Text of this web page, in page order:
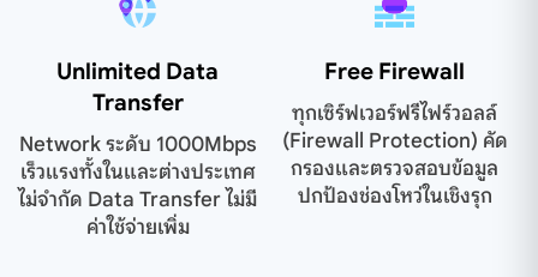
Unlimited Data
Transfer
Network ระดับ 1000Mbps
เร็วแรงทั้งในและต่างประเทศ
ไม่จำกัด Data Transfer ไม่มี
ค่าใช้จ่ายเพิ่ม
Free Firewall
ทุกเซิร์ฟเวอร์ฟรีไฟร์วอลล์
(Firewall Protection) คัด
กรองและตรวจสอบข้อมูล
ปกป้องช่องโหว่ในเชิงรุก